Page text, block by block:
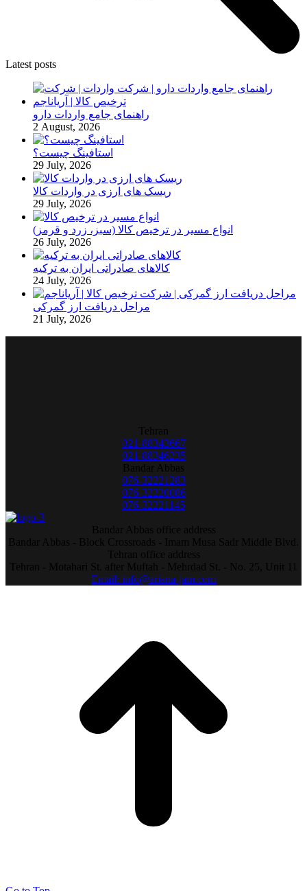
Latest posts
راهنمای جامع واردات دارو
2 August, 2026
استافینگ چیست؟
29 July, 2026
ریسک های ارزی در واردات کالا
29 July, 2026
انواع مسیر در ترخیص کالا (سبز، زرد و قرمز)
26 July, 2026
کالاهای صادراتی ایران به ترکیه
24 July, 2026
مراحل دریافت ارز گمرکی
21 July, 2026
021-88343667
021-88346235
076-32221283
076-32220086
076-32221145
Email: info@ariana-jam.com